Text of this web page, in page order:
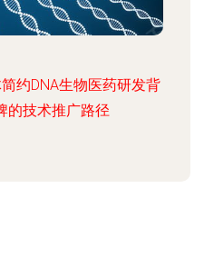
约DNA生物医药研发背
的技术推广路径